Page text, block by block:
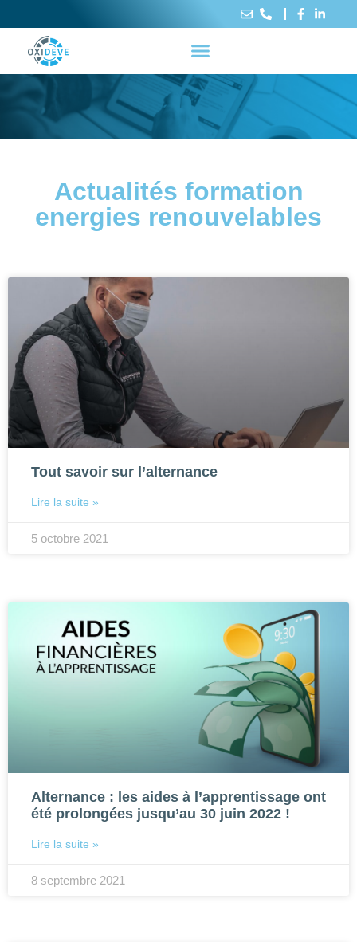
Actualités formation
energies renouvelables
Tout savoir sur l’alternance
Lire la suite »
5 octobre 2021
Alternance : les aides à l’apprentissage ont
été prolongées jusqu’au 30 juin 2022 !
Lire la suite »
8 septembre 2021